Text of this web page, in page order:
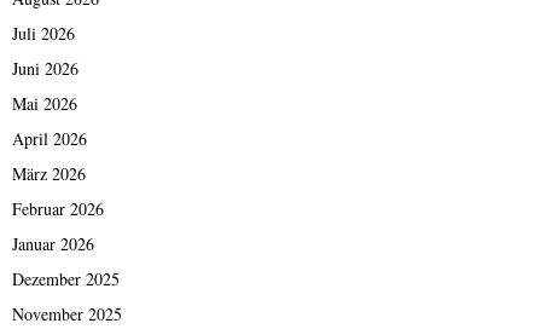
Juli 2026
Juni 2026
Mai 2026
April 2026
März 2026
Februar 2026
Januar 2026
Dezember 2025
November 2025